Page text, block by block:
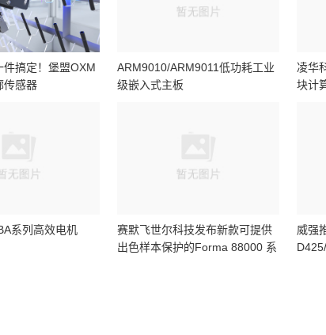
件搞定！堡盟OXM
传感器
ARM9010/ARM9011低功耗工业
级嵌入式主板
凌华
块计
系列高效电机
赛默飞世尔科技发布新款可提供
出色样本保护的Forma 88000 系
威强